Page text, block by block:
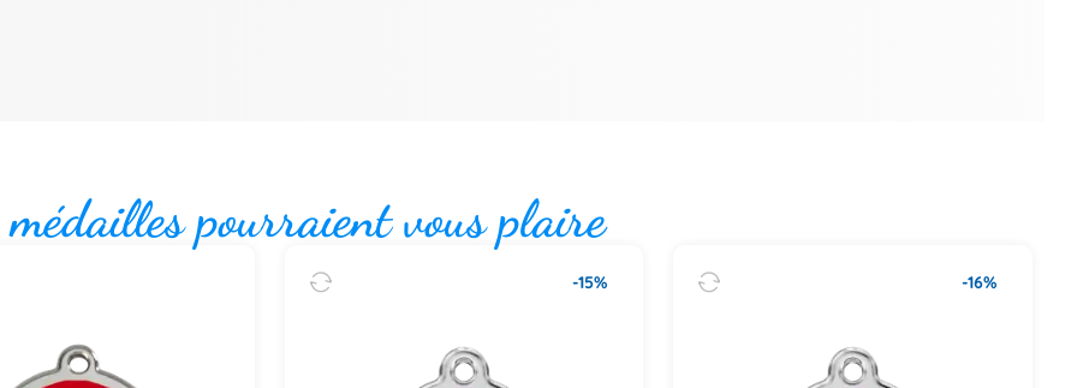
médailles pourraient vous plaire
-15% -16%